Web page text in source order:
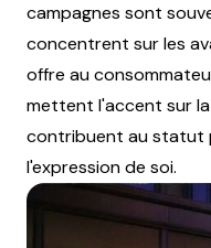
campagnes sont
concentrent sur les
offre au
mettent l'accent sur
contribuent au statut
l'expression de soi.